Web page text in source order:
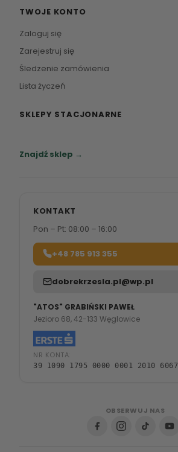
TWOJE KONTO
Zaloguj się
Zarejestruj się
Śledzenie zamówienia
Lista życzeń
SKLEPY STACJONARNE
Znajdź sklep →
KONTAKT
Pon – Pt: 08:00 – 16:00
+48 785 913 355
dobrekrzesla.pl@wp.pl
"ATOS" GRABIŃSKI PAWEŁ
Jezioro 68, 42-133 Węglowice
NR KONTA:
39 1090 1795 0000 0001 2010 6067
OBSERWUJ NAS